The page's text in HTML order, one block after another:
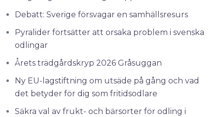
Debatt: Sverige försvagar en samhällsresurs
Pyralider fortsätter att orsaka problem i svenska
odlingar
Årets trädgårdskryp 2026 Gråsuggan
Ny EU-lagstiftning om utsäde på gång och vad
det betyder för dig som fritidsodlare
Säkra val av frukt- och bärsorter för odling i